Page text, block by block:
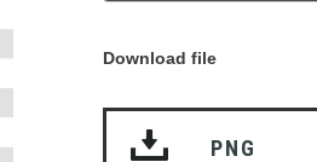
Download file
PNG